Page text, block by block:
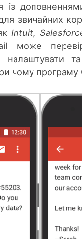
звичайних
Intuit,
може
та
чому програму